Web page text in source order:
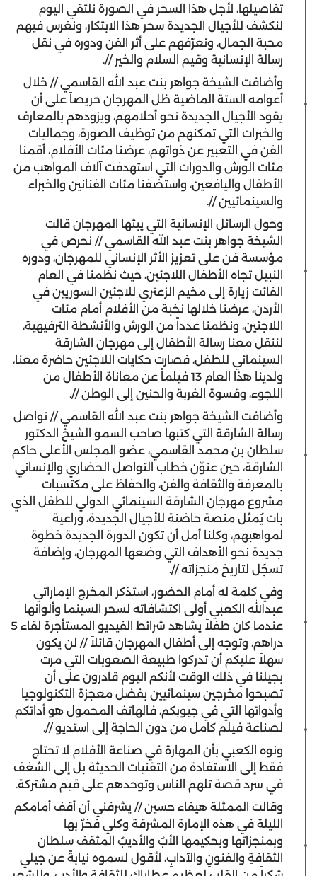
تفاصيلها، لأجل هذا السحر في الصورة نلتقي اليوم
لنكشف للأجيال الجديدة سحر هذا الابتكار، ونغرس فيهم
محبة الجمال، ونعرّفهم على أثر الفن ودوره في نقل
رسالة الإنسانية وقيم السلام والخير //.
وأضافت الشيخة جواهر بنت عبد الله القاسمي // خلال
أعوامه الستة الماضية ظل المهرجان حريصاً على أن
يقود الأجيال الجديدة نحو أحلامهم، ويزودهم بالمعارف
والخبرات التي تمكنهم من توظيف الصورة، وجماليات
الفن في التعبير عن ذواتهم، عرضنا مئات الأفلام، أقمنا
مئات الورش والدورات التي استهدفت آلاف المواهب من
الأطفال واليافعين، واستضفنا مئات الفنانين والخبراء
والسينمائيين //.
وحول الرسائل الإنسانية التي يبثها المهرجان قالت
الشيخة جواهر بنت عبد الله القاسمي // نحرص في
مؤسسة فن على تعزيز الأثر الإنساني للمهرجان، ودوره
النبيل تجاه الأطفال اللاجئين، حيث نظمنا في العام
الفائت زيارة إلى مخيم الزعتري للاجئين السوريين في
الأردن، عرضنا خلالها نخبة من الأفلام أمام مئات
اللاجئين، ونظمنا عدداً من الورش والأنشطة الترفيهية،
لننقل معنا رسالة الأطفال إلى مهرجان الشارقة
السينمائي للطفل، فصارت حكايات اللاجئين حاضرة معنا،
ولدينا هذا العام 13 فيلماً عن معاناة الأطفال من
اللجوء، وقسوة الغربة والحنين إلى الوطن //.
وأضافت الشيخة جواهر بنت عبد الله القاسمي // نواصل
رسالة الشارقة التي كتبها صاحب السمو الشيخ الدكتور
سلطان بن محمد القاسمي، عضو المجلس الأعلى حاكم
الشارقة، حين عنوّن خطاب التواصل الحضاري والإنساني
بالمعرفة والثقافة والفن، والحفاظ على مكتسبات
مشروع مهرجان الشارقة السينمائي الدولي للطفل الذي
بات يُمثل منصة حاضنة للأجيال الجديدة، وراعية
لمواهبهم، وكلنا أمل أن تكون الدورة الجديدة خطوة
جديدة نحو الأهداف التي وضعها المهرجان، وإضافة
تسجّل لتاريخ منجزاته //.
وفي كلمة له أمام الحضور، استذكر المخرج الإماراتي
عبدالله الكعبي أولى اكتشافاته لسحر السينما وألوانها
عندما كان طفلاً يشاهد شرائط الفيديو المستأجرة لقاء 5
دراهم، وتوجه إلى أطفال المهرجان قائلاً // لن يكون
سهلاً عليكم أن تدركوا طبيعة الصعوبات التي مرت
بجيلنا في ذلك الوقت لأنكم اليوم قادرون على أن
تصبحوا مخرجين سينمائيين بفضل معجزة التكنولوجيا
وأدواتها التي في جيوبكم، فالهاتف المحمول هو أداتكم
لصناعة فيلم كامل من دون الحاجة إلى استديو //.
ونوه الكعبي بأن المهارة في صناعة الأفلام لا تحتاج
فقط إلى الاستفادة من التقنيات الحديثة بل إلى الشغف
في سرد قصة تلهم الناس وتوحدهم على قيم مشتركة.
وقالت الممثلة هيفاء حسين // يشرفني أن أقف أمامكم
الليلة في هذه الإمارة المشرقة وكلي فخرٌ بها
وبمنجزاتها وبحكيمها الأبُ والأديبُ المثقف سلطان
الثقافةِ والفنونِ والآدابِ، لأقول لسموه نيابةً عن جيلي